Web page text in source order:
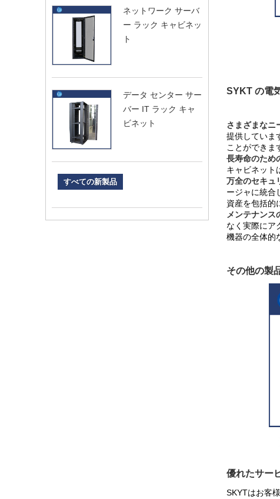
ネットワーク サーバ
ー ラック キャビネッ
ト
データ センター サー
バー IT ラック キャ
ビネット
すべての新製品
SYKT の電
さまざまなニ
提供していま
ことができま
長寿命のため
キャビネット
万全のセキュ
ージャに統合
資産を包括的
メンテナンス
なく実際にア
機器の全体的
その他の製
優れたサー
SKYTはお客